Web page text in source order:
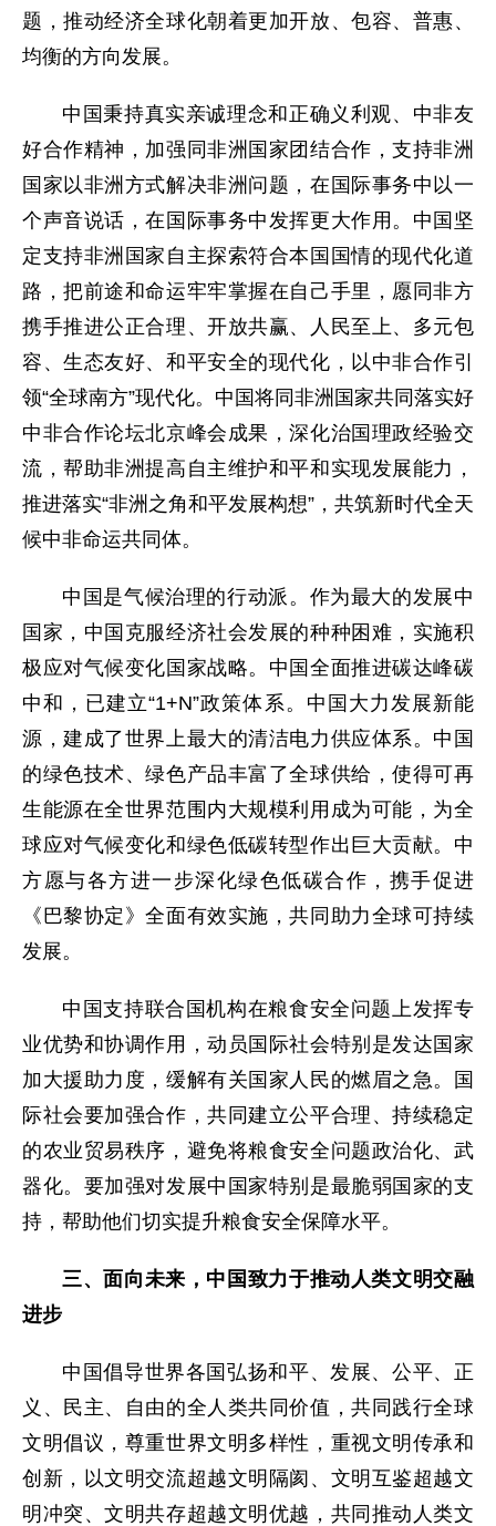
题，推动经济全球化朝着更加开放、包容、普惠、
均衡的方向发展。
中国秉持真实亲诚理念和正确义利观、中非友
好合作精神，加强同非洲国家团结合作，支持非洲
国家以非洲方式解决非洲问题，在国际事务中以一
个声音说话，在国际事务中发挥更大作用。中国坚
定支持非洲国家自主探索符合本国国情的现代化道
路，把前途和命运牢牢掌握在自己手里，愿同非方
携手推进公正合理、开放共赢、人民至上、多元包
容、生态友好、和平安全的现代化，以中非合作引
领“全球南方”现代化。中国将同非洲国家共同落实好
中非合作论坛北京峰会成果，深化治国理政经验交
流，帮助非洲提高自主维护和平和实现发展能力，
推进落实“非洲之角和平发展构想”，共筑新时代全天
候中非命运共同体。
中国是气候治理的行动派。作为最大的发展中
国家，中国克服经济社会发展的种种困难，实施积
极应对气候变化国家战略。中国全面推进碳达峰碳
中和，已建立“1+N”政策体系。中国大力发展新能
源，建成了世界上最大的清洁电力供应体系。中国
的绿色技术、绿色产品丰富了全球供给，使得可再
生能源在全世界范围内大规模利用成为可能，为全
球应对气候变化和绿色低碳转型作出巨大贡献。中
方愿与各方进一步深化绿色低碳合作，携手促进
《巴黎协定》全面有效实施，共同助力全球可持续
发展。
中国支持联合国机构在粮食安全问题上发挥专
业优势和协调作用，动员国际社会特别是发达国家
加大援助力度，缓解有关国家人民的燃眉之急。国
际社会要加强合作，共同建立公平合理、持续稳定
的农业贸易秩序，避免将粮食安全问题政治化、武
器化。要加强对发展中国家特别是最脆弱国家的支
持，帮助他们切实提升粮食安全保障水平。
三、面向未来，中国致力于推动人类文明交融
进步
中国倡导世界各国弘扬和平、发展、公平、正
义、民主、自由的全人类共同价值，共同践行全球
文明倡议，尊重世界文明多样性，重视文明传承和
创新，以文明交流超越文明隔阂、文明互鉴超越文
明冲突、文明共存超越文明优越，共同推动人类文